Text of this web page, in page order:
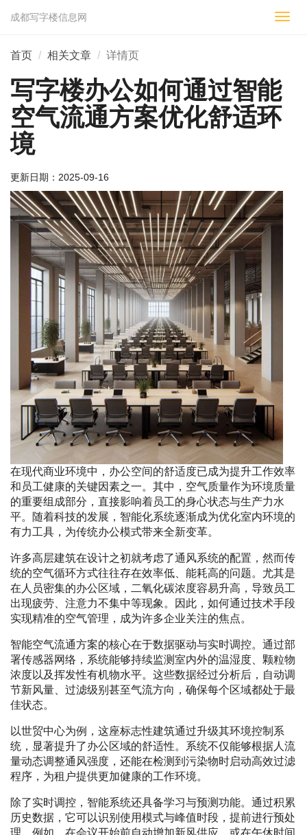
切
成都写字楼信息网
首页 相关文章 详情页
写字楼办公如何通过智能
空气流通方案优化舒适环
境
更新日期： 2025-09-16
在现代商业环境中，办公空间的舒适度已成为提升工作效率
和员工健康的关键因素之一。其中，空气质量作为环境质量
的重要组成部分，直接影响着员工的身心状态与生产力水
平。随着科技的发展，智能化系统逐渐成为优化室内环境的
有力工具，为传统办公模式带来全新变革。
许多高层建筑在设计之初就考虑了通风系统的配置，然而传
统的空气循环方式往往存在效率低、能耗高的问题。尤其是
在人员密集的办公区域，二氧化碳浓度容易升高，导致员工
出现疲劳、注意力不集中等现象。因此，如何通过技术手段
实现精准的空气管理，成为许多企业关注的焦点。
智能空气流通方案的核心在于数据驱动与实时调控。通过部
署传感器网络，系统能够持续监测室内外的温湿度、颗粒物
浓度以及挥发性有机物水平。这些数据经过分析后，自动调
节新风量、过滤级别甚至气流方向，确保每个区域都处于最
佳状态。
以世贸中心为例，这座标志性建筑通过升级其环境控制系
统，显著提升了办公区域的舒适性。系统不仅能够根据人流
量动态调整通风强度，还能在检测到污染物时启动高效过滤
程序，为租户提供更加健康的工作环境。
除了实时调控，智能系统还具备学习与预测功能。通过积累
历史数据，它可以识别使用模式与峰值时段，提前进行预处